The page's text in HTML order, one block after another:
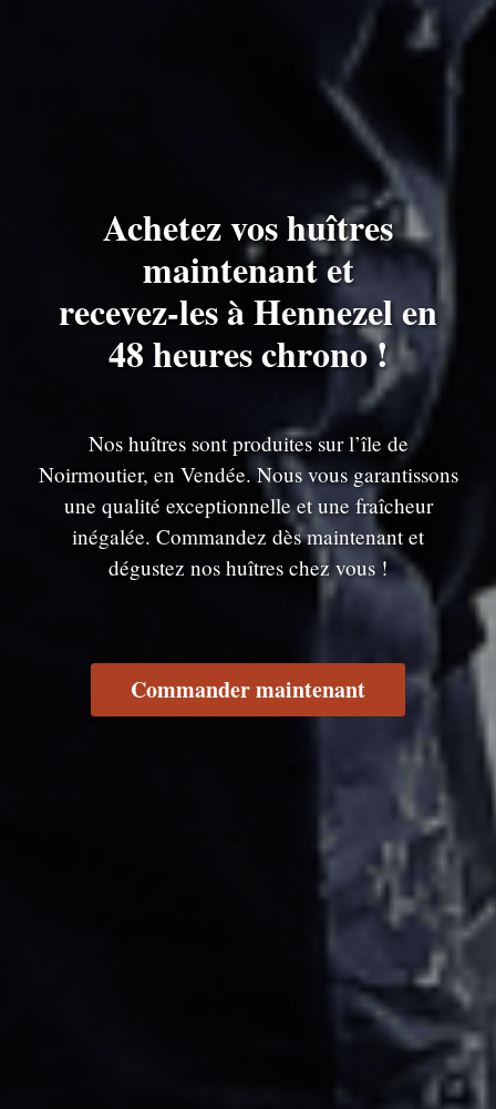
Achetez vos huîtres
maintenant et
recevez-les à Hennezel en
48 heures chrono !
Nos huîtres sont produites sur l’île de
Noirmoutier, en Vendée. Nous vous garantissons
une qualité exceptionnelle et une fraîcheur
inégalée. Commandez dès maintenant et
dégustez nos huîtres chez vous !
Commander maintenant